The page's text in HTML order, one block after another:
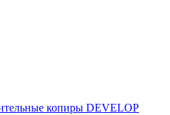
копиры DEVELOP